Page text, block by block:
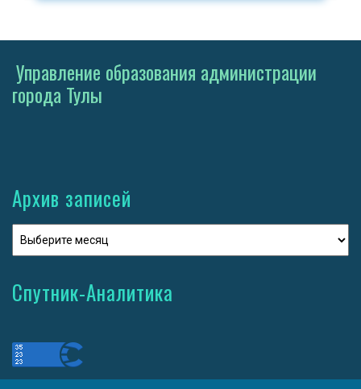
Управление образования администрации
города Тулы
Архив записей
Спутник-Аналитика